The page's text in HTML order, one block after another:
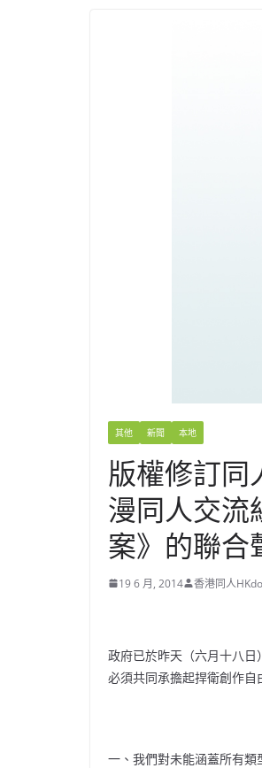
其他 新聞 本地
版權修訂
漫同人交流
案》的聯合
19 6 月, 2014 香港同人
政府已於昨天（六月十八
必須共同承擔起捍衛創作自
一、我們對未能涵蓋所有